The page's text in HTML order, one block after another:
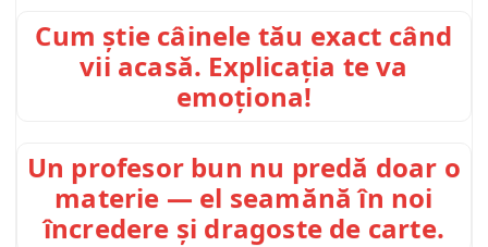
Cum știe câinele tău exact când
vii acasă. Explicația te va
emoționa!
Un profesor bun nu predă doar o
materie — el seamănă în noi
încredere și dragoste de carte.